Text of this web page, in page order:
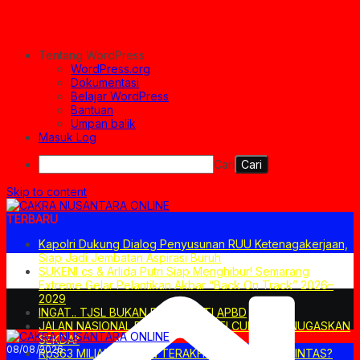
Tentang WordPress
WordPress.org
Dokumentasi
Belajar WordPress
Bantuan
Umpan balik
Masuk Log
Cari
Skip to content
TERBARU
Kapolri Dukung Dialog Penyusunan RUU Ketenagakerjaan,
Siap Jadi Jembatan Aspirasi Buruh
SUKENI cs & Arlida Putri Siap Menghibur! Semarang
Extreme Gelar Pelantikan Akbar “Back On Track” 2026–
2029
INGAT.. TJSL BUKAN PENGGANTI APBD
JALAN NASIONAL DITUTUP. BUPATI CUKUP MENUGASKAN
SEKDA?
Rp363 MILIAR: PILIHAN TERAKHIR ATAU JALAN PINTAS?
08/08/2026